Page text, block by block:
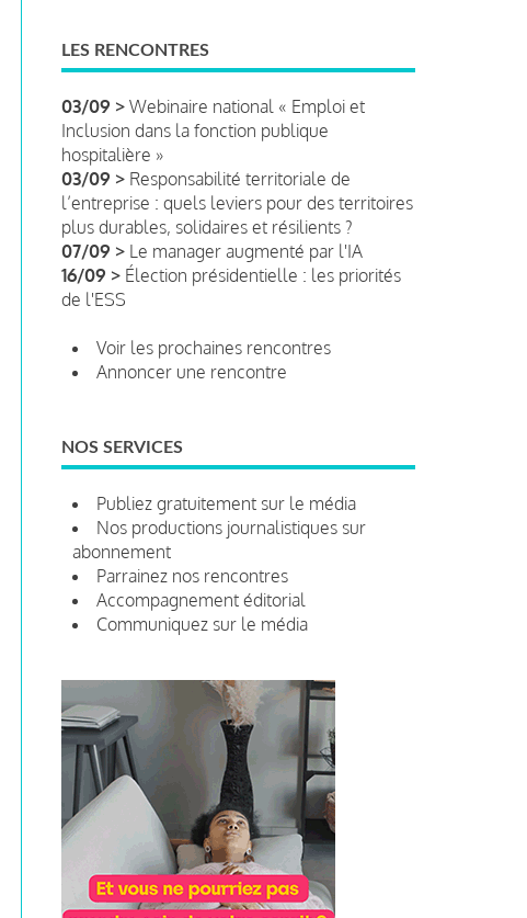
LES RENCONTRES
03/09 > Webinaire national « Emploi et
Inclusion dans la fonction publique
hospitalière »
03/09 > Responsabilité territoriale de
l’entreprise : quels leviers pour des territoires
plus durables, solidaires et résilients ?
07/09 > Le manager augmenté par l'IA
16/09 > Élection présidentielle : les priorités
de l'ESS
Voir les prochaines rencontres
Annoncer une rencontre
NOS SERVICES
Publiez gratuitement sur le média
Nos productions journalistiques sur
abonnement
Parrainez nos rencontres
Accompagnement éditorial
Communiquez sur le média